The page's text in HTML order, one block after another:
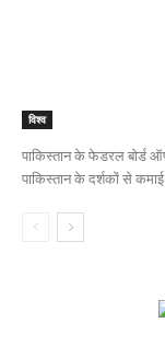
विश्व
पाकिस्तान के फेडरल बोर्ड
पाकिस्तान के दर्शकों से